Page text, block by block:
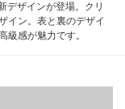
デザインが登場。クリ
イン。表と裏のデザイ
級感が魅力です。